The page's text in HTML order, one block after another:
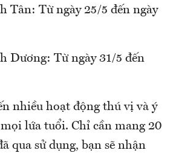
Tân: Từ ngày 25/5 đến ngày
Dương: Từ ngày 31/5 đến
nhiều hoạt động thú vị và ý
lứa tuổi. Chỉ cần mang 20
qua sử dụng, bạn sẽ nhận